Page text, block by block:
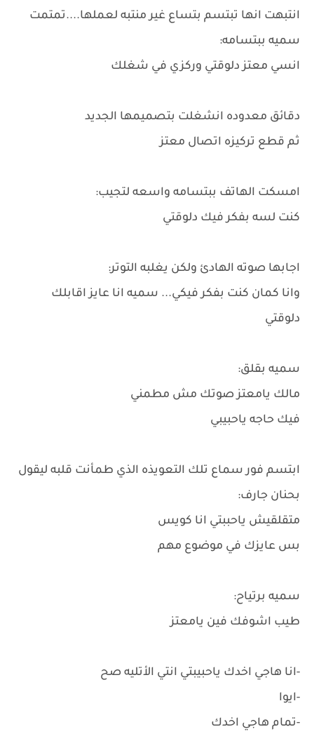
انتبهت انها تبتسم بتساع غير منتبه لعملها....تمتمت
سميه ببتسامه:
انسي معتز دلوقتي وركزي في شغلك
دقائق معدوده انشغلت بتصميمها الجديد
ثم قطع تركيزه اتصال معتز
امسكت الهاتف ببتسامه واسعه لتجيب:
كنت لسه بفكر فيك دلوقتي
اجابها صوته الهادئ ولكن يغلبه التوتر:
وانا كمان كنت بفكر فيكي... سميه انا عايز اقابلك
دلوقتي
سميه بقلق:
مالك يامعتز صوتك مش مطمني
فيك حاجه ياحبيبي
ابتسم فور سماع تلك التعويذه الذي طمأنت قلبه ليقول
بحنان جارف:
متقلقيش ياحببتي انا كويس
بس عايزك في موضوع مهم
سميه برتياح:
طيب اشوفك فين يامعتز
-انا هاجي اخدك ياحبيبتي انتي الأتليه صح
-ايوا
-تمام هاجي اخدك